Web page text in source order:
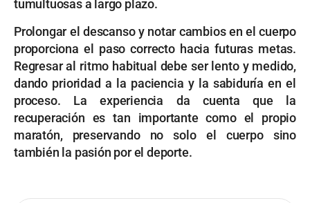
tumultuosas a largo plazo.
Prolongar el descanso y notar cambios en el cuerpo
proporciona el paso correcto hacia futuras metas.
Regresar al ritmo habitual debe ser lento y medido,
dando prioridad a la paciencia y la sabiduría en el
proceso. La experiencia da cuenta que la
recuperación es tan importante como el propio
maratón, preservando no solo el cuerpo sino
también la pasión por el deporte.